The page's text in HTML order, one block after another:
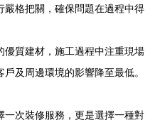
格把關，確保問題在過程中得
優質建材，施工過程中注重現場
及周邊環境的影響降至最低。
次裝修服務，更是選擇一種對